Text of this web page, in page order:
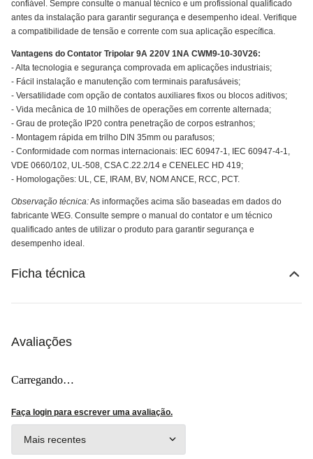
confiável. Sempre consulte o manual técnico e um profissional qualificado
antes da instalação para garantir segurança e desempenho ideal. Verifique
a compatibilidade de tensão e corrente com sua aplicação específica.
Vantagens do Contator Tripolar 9A 220V 1NA CWM9-10-30V26:
- Alta tecnologia e segurança comprovada em aplicações industriais;
- Fácil instalação e manutenção com terminais parafusáveis;
- Versatilidade com opção de contatos auxiliares fixos ou blocos aditivos;
- Vida mecânica de 10 milhões de operações em corrente alternada;
- Grau de proteção IP20 contra penetração de corpos estranhos;
- Montagem rápida em trilho DIN 35mm ou parafusos;
- Conformidade com normas internacionais: IEC 60947-1, IEC 60947-4-1,
VDE 0660/102, UL-508, CSA C.22.2/14 e CENELEC HD 419;
- Homologações: UL, CE, IRAM, BV, NOM ANCE, RCC, PCT.
Observação técnica:As informações acima são baseadas em dados do
fabricante WEG. Consulte sempre o manual do contator e um técnico
qualificado antes de utilizar o produto para garantir segurança e
desempenho ideal.
Ficha técnica
Avaliações
Carregando…
Faça login para escrever uma avaliação.
Mais recentes